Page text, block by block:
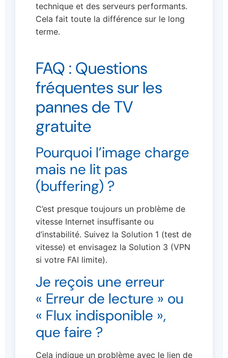
technique et des serveurs performants.
Cela fait toute la différence sur le long
terme.
FAQ : Questions
fréquentes sur les
pannes de TV
gratuite
Pourquoi l’image charge
mais ne lit pas
(buffering) ?
C’est presque toujours un problème de
vitesse Internet insuffisante ou
d’instabilité. Suivez la Solution 1 (test de
vitesse) et envisagez la Solution 3 (VPN
si votre FAI limite).
Je reçois une erreur
« Erreur de lecture » ou
« Flux indisponible »,
que faire ?
Cela indique un problème avec le lien de